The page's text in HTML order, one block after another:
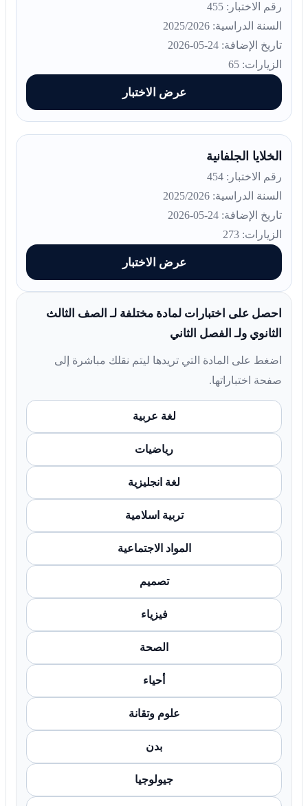
رقم الاختبار: 455
السنة الدراسية: 2025/2026
تاريخ الإضافة: 24-05-2026
الزيارات: 65
عرض الاختبار
الخلايا الجلفانية
رقم الاختبار: 454
السنة الدراسية: 2025/2026
تاريخ الإضافة: 24-05-2026
الزيارات: 273
عرض الاختبار
احصل على اختبارات لمادة مختلفة لـ الصف الثالث
الثانوي ولـ الفصل الثاني
اضغط على المادة التي تريدها ليتم نقلك مباشرة إلى
صفحة اختباراتها.
لغة عربية
رياضيات
لغة انجليزية
تربية اسلامية
المواد الاجتماعية
تصميم
فيزياء
الصحة
أحياء
علوم وتقانة
بدن
جيولوجيا